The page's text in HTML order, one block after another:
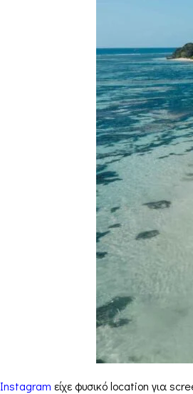
Instagram είχε φυσικό location για